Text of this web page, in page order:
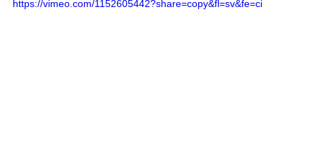
https://vimeo.com/1152605442?share=copy&fl=sv&fe=ci